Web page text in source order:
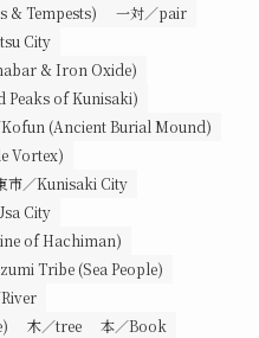
& Tempests)
一対／pair
City
& Iron Oxide)
Peaks of Kunisaki)
Kofun (Ancient Burial Mound)
Vortex)
市／Kunisaki City
City
of Hachiman)
Tribe (Sea People)
木／tree
本／Book